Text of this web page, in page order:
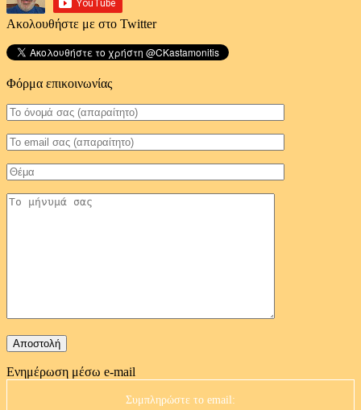
Ακολουθήστε με στο Twitter
Φόρμα επικοινωνίας
Ενημέρωση μέσω e-mail
Συμπληρώστε το email: